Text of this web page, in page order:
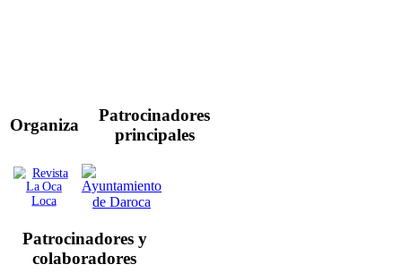
Organiza
Patrocinadores
principales
Patrocinadores y
colaboradores